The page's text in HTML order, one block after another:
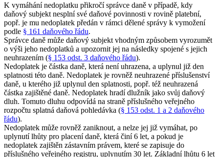
K vymáhání nedoplatku přikročí správce daně v případě, kdy
daňový subjekt nesplní své daňové povinnosti v rovině platební,
popř. je mu nedoplatek předán v rámci dělené správy k vymožení
podle § 161 daňového řádu.
Správce daně může daňový subjekt vhodným způsobem vyrozumět
o výši jeho nedoplatků a upozornit jej na následky spojené s jejich
neuhrazením (§ 153 odst. 3 daňového řádu).
Nedoplatek je částka daně, která není uhrazena, a uplynul již den
splatnosti této daně. Nedoplatek je rovněž neuhrazené příslušenství
daně, u kterého již uplynul den splatnosti, popř. též neuhrazená
částka zajištěné daně. Nedoplatek hradí dlužník jako svůj daňový
dluh. Tomuto dluhu odpovídá na straně příslušného veřejného
rozpočtu splatná daňová pohledávka (§ 153 odst. 1 a 2 daňového
řádu).
Nedoplatek může rovněž zaniknout, a nelze jej již vymáhat, po
uplynutí lhůty pro placení daně, která činí 6 let, a pokud je
nedoplatek zajištěn zástavním právem, které se zapisuje do
příslušného veřejného registru, uplynutím 30 let. Základní lhůtu 6 let